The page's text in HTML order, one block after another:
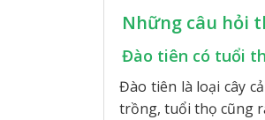
Những câu hỏi
Đào tiên có tuổi
Đào tiên là loại cây
trồng, tuổi thọ cũng